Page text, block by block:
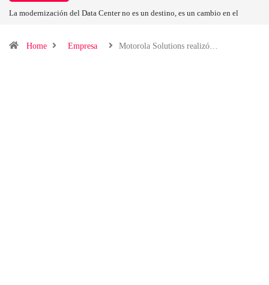
es un destino, es un cambio en el Los ingresos por semiconductores
Home Empresa Motorola Solutions realizó…